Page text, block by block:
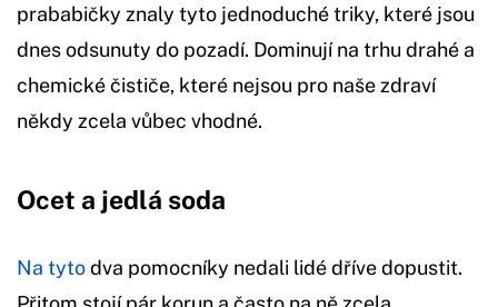
prababičky znaly tyto jednoduché triky, které jsou
dnes odsunuty do pozadí. Dominují na trhu drahé a
chemické čističe, které nejsou pro naše zdraví
někdy zcela vůbec vhodné.
Ocet a jedlá soda
Na tytodva pomocníky nedali lidé dříve dopustit.